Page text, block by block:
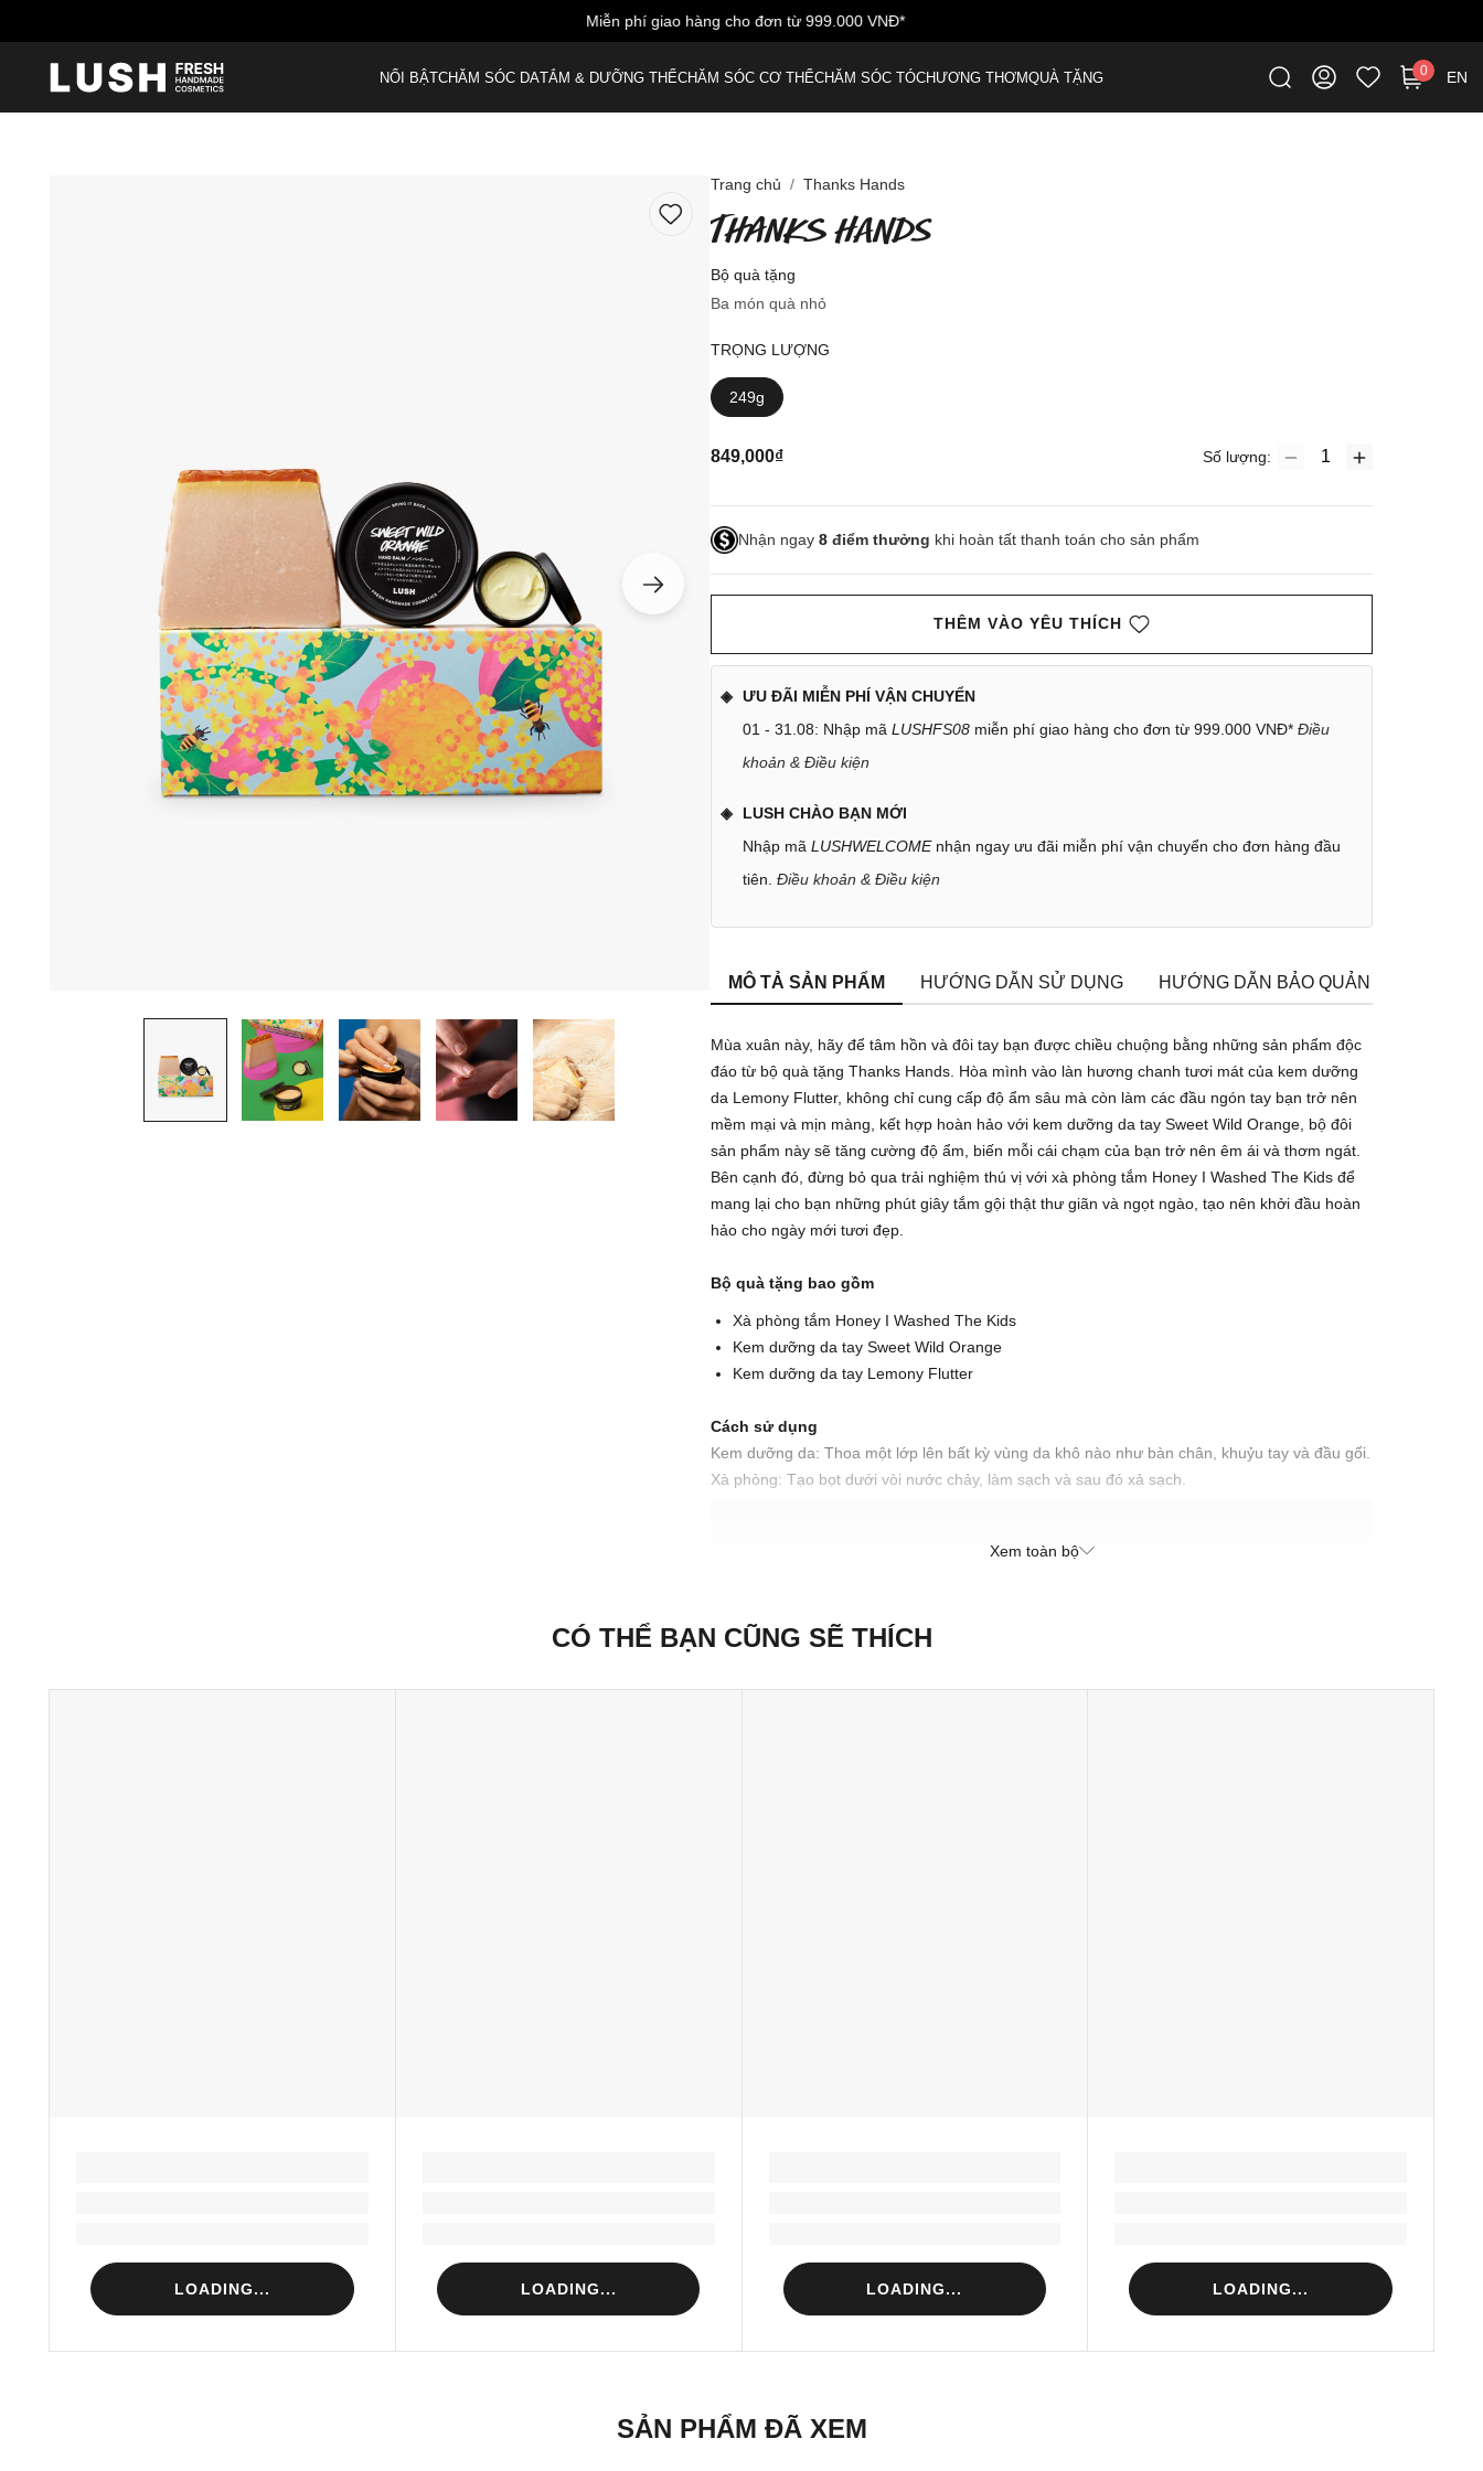
Miễn phí giao hàng cho đơn từ 999.000 VNĐ*
NỔI BẬTCHĂM SÓC DATẮM & DƯỠNG THỂCHĂM SÓC CƠ THỂCHĂM SÓC TÓCHƯƠNG THƠMQUÀ TẶNG 0 EN
Trang chủ Thanks Hands
THANKS HANDS
Bộ quà tặng
Ba món quà nhỏ
TRỌNG LƯỢNG
249g
849,000₫ Số lượng:
Nhận ngay 8 điểm thưởng khi hoàn tất thanh toán cho sản phẩm
THÊM VÀO YÊU THÍCH
ƯU ĐÃI MIỄN PHÍ VẬN CHUYỂN
01 - 31.08: Nhập mã LUSHFS08 miễn phí giao hàng cho đơn từ 999.000 VNĐ* Điều
khoản & Điều kiện
LUSH CHÀO BẠN MỚI
Nhập mã LUSHWELCOMEnhận ngay ưu đãi miễn phí vận chuyển cho đơn hàng đầu
tiên. Điều khoản & Điều kiện
MÔ TẢ SẢN PHẨM HƯỚNG DẪN SỬ DỤNG HƯỚNG DẪN BẢO QUẢN
Mùa xuân này, hãy để tâm hồn và đôi tay bạn được chiều chuộng bằng những sản phẩm độc
đáo từ bộ quà tặng Thanks Hands. Hòa mình vào làn hương chanh tươi mát của kem dưỡng
da Lemony Flutter, không chỉ cung cấp độ ẩm sâu mà còn làm các đầu ngón tay bạn trở nên
mềm mại và mịn màng, kết hợp hoàn hảo với kem dưỡng da tay Sweet Wild Orange, bộ đôi
sản phẩm này sẽ tăng cường độ ẩm, biến mỗi cái chạm của bạn trở nên êm ái và thơm ngát.
Bên cạnh đó, đừng bỏ qua trải nghiệm thú vị với xà phòng tắm Honey I Washed The Kids để
mang lại cho bạn những phút giây tắm gội thật thư giãn và ngọt ngào, tạo nên khởi đầu hoàn
hảo cho ngày mới tươi đẹp.
Bộ quà tặng bao gồm
Xà phòng tắm Honey I Washed The Kids
Kem dưỡng da tay Sweet Wild Orange
Kem dưỡng da tay Lemony Flutter
Cách sử dụng
Kem dưỡng da: Thoa một lớp lên bất kỳ vùng da khô nào như bàn chân, khuỷu tay và đầu gối.
Xà phòng: Tạo bọt dưới vòi nước chảy, làm sạch và sau đó xả sạch.
Sản xuất tại: Nhật Bản
Xem toàn bộ
CÓ THỂ BẠN CŨNG SẼ THÍCH
LOADING... LOADING... LOADING... LOADING...
SẢN PHẨM ĐÃ XEM